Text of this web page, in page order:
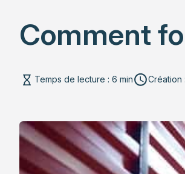
Comment
Temps de lecture : 6 min Création